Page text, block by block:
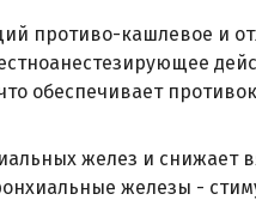
противо-кашлевое и
обеспечивает
желез и снижает
железы -